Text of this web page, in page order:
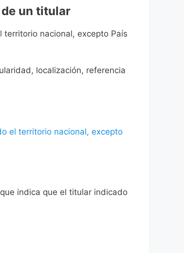
un titular
nacional, excepto País
localización, referencia
el territorio nacional, excepto
indica que el titular indicado